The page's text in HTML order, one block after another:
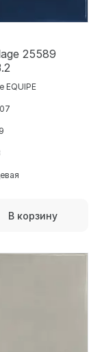
25589
EQUIPE
В корзину